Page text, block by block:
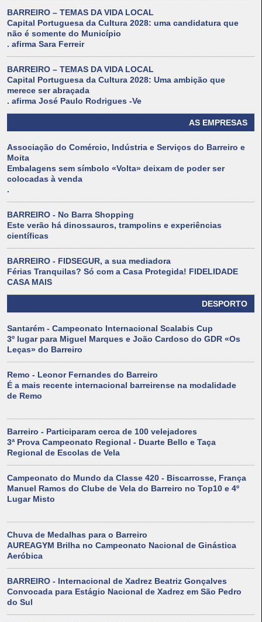
BARREIRO – TEMAS DA VIDA LOCAL
Capital Portuguesa da Cultura 2028: uma candidatura que
não é somente do Município
. afirma Sara Ferreir
BARREIRO – TEMAS DA VIDA LOCAL
Capital Portuguesa da Cultura 2028: Uma ambição que
merece ser abraçada
. afirma José Paulo Rodrigues -Ve
AS EMPRESAS
Associação do Comércio, Indústria e Serviços do Barreiro e
Moita
Embalagens sem símbolo «Volta» deixam de poder ser
colocadas à venda
.
BARREIRO - No Barra Shopping
Este verão há dinossauros, trampolins e experiências
científicas
BARREIRO - FIDSEGUR, a sua mediadora
Férias Tranquilas? Só com a Casa Protegida! FIDELIDADE
CASA MAIS
DESPORTO
Santarém - Campeonato Internacional Scalabis Cup
3º lugar para Miguel Marques e João Cardoso do GDR «Os
Leças» do Barreiro
Remo - Leonor Fernandes do Barreiro
É a mais recente internacional barreirense na modalidade
de Remo
Barreiro - Participaram cerca de 100 velejadores
3ª Prova Campeonato Regional - Duarte Bello e Taça
Regional de Escolas de Vela
Campeonato do Mundo da Classe 420 - Biscarrosse, França
Manuel Ramos do Clube de Vela do Barreiro no Top10 e 4º
Lugar Misto
Chuva de Medalhas para o Barreiro
AUREAGYM Brilha no Campeonato Nacional de Ginástica
Aeróbica
BARREIRO - Internacional de Xadrez Beatriz Gonçalves
Convocada para Estágio Nacional de Xadrez em São Pedro
do Sul